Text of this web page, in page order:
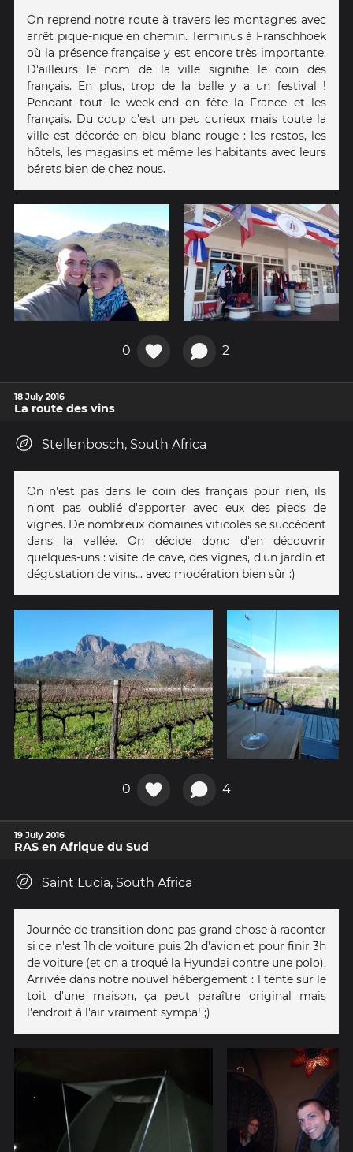
On reprend notre route à travers les montagnes avec
arrêt pique-nique en chemin. Terminus à Franschhoek
où la présence française y est encore très importante.
D'ailleurs le nom de la ville signifie le coin des
français. En plus, trop de la balle y a un festival !
Pendant tout le week-end on fête la France et les
français. Du coup c'est un peu curieux mais toute la
ville est décorée en bleu blanc rouge : les restos, les
hôtels, les magasins et même les habitants avec leurs
bérets bien de chez nous.
0 2
18 July 2016
La route des vins
Stellenbosch, South Africa
On n'est pas dans le coin des français pour rien, ils
n'ont pas oublié d'apporter avec eux des pieds de
vignes. De nombreux domaines viticoles se succèdent
dans la vallée. On décide donc d'en découvrir
quelques-uns : visite de cave, des vignes, d'un jardin et
dégustation de vins... avec modération bien sûr :)
0 4
19 July 2016
RAS en Afrique du Sud
Saint Lucia, South Africa
Journée de transition donc pas grand chose à raconter
si ce n'est 1h de voiture puis 2h d'avion et pour finir 3h
de voiture (et on a troqué la Hyundai contre une polo).
Arrivée dans notre nouvel hébergement : 1 tente sur le
toit d'une maison, ça peut paraître original mais
l'endroit à l'air vraiment sympa! ;)